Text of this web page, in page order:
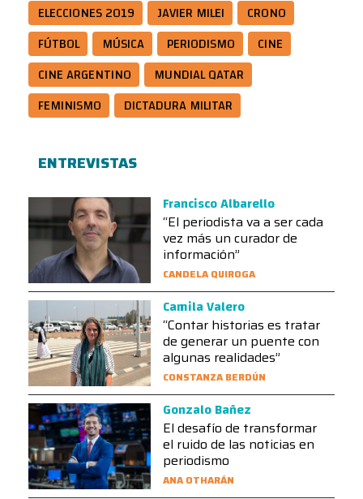
ELECCIONES 2019
JAVIER MILEI
CRONO
FÚTBOL
MÚSICA PERIODISMO
CINE
CINE ARGENTINO
MUNDIAL QATAR
FEMINISMO
DICTADURA MILITAR
ENTREVISTAS
Francisco Albarello
“El periodista va a ser cada
vez más un curador de
información”
CANDELA QUIROGA
Camila Valero
“Contar historias es tratar
de generar un puente con
algunas realidades”
CONSTANZA BERDÚN
Gonzalo Bañez
El desafío de transformar
el ruido de las noticias en
periodismo
ANA OTHARÁN